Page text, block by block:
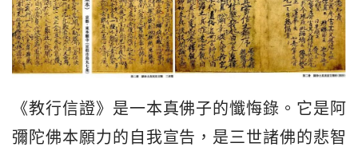
《教行信證》是一本真佛子的懺悔錄。它是阿
彌陀佛本願力的自我宣告，是三世諸佛的悲智